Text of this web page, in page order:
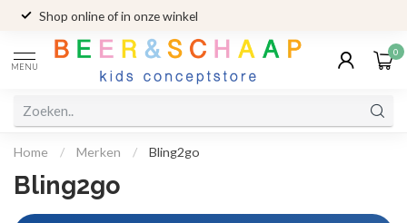
Shop online of in onze winkel
MENU
0
Home / Merken / Bling2go
Bling2go